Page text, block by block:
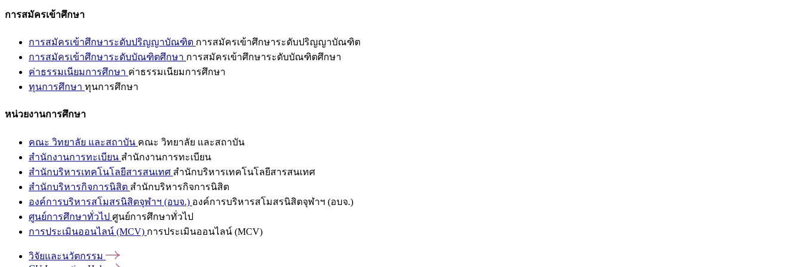
การสมัครเข้าศึกษา
การสมัครเข้าศึกษาระดับปริญญาบัณฑิต การสมัครเข้าศึกษาระดับปริญญาบัณฑิต
การสมัครเข้าศึกษาระดับบัณฑิตศึกษา การสมัครเข้าศึกษาระดับบัณฑิตศึกษา
ค่าธรรมเนียมการศึกษา ค่าธรรมเนียมการศึกษา
ทุนการศึกษา ทุนการศึกษา
หน่วยงานการศึกษา
คณะ วิทยาลัย และสถาบัน คณะ วิทยาลัย และสถาบัน
สำนักงานการทะเบียน สำนักงานการทะเบียน
สำนักบริหารเทคโนโลยีสารสนเทศ สำนักบริหารเทคโนโลยีสารสนเทศ
สำนักบริหารกิจการนิสิต สำนักบริหารกิจการนิสิต
องค์การบริหารสโมสรนิสิตจุฬาฯ (อบจ.) องค์การบริหารสโมสรนิสิตจุฬาฯ (อบจ.)
ศูนย์การศึกษาทั่วไป ศูนย์การศึกษาทั่วไป
การประเมินออนไลน์ (MCV) การประเมินออนไลน์ (MCV)
วิจัยและนวัตกรรม